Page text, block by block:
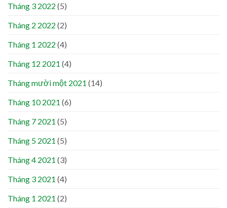
Tháng 3 2022 (5)
Tháng 2 2022 (2)
Tháng 1 2022 (4)
Tháng 12 2021 (4)
Tháng mười một 2021 (14)
Tháng 10 2021 (6)
Tháng 7 2021 (5)
Tháng 5 2021 (5)
Tháng 4 2021 (3)
Tháng 3 2021 (4)
Tháng 1 2021 (2)